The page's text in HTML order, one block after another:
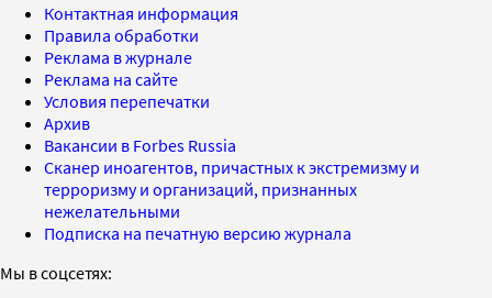
Контактная информация
Правила обработки
Реклама в журнале
Реклама на сайте
Условия перепечатки
Архив
Вакансии в Forbes Russia
Сканер иноагентов, причастных к экстремизму и
терроризму и организаций, признанных
нежелательными
Подписка на печатную версию журнала
Мы в соцсетях: